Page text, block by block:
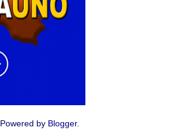
Powered by Blogger.